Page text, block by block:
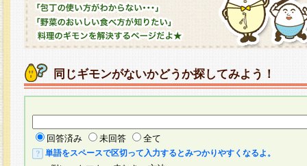
同じギモンがないかどうか探してみよう！
回答済み 未回答 全て
単語をスペースで区切って入力するとみつかりやすくなるよ。